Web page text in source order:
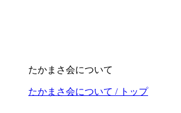
たかまさ会について
たかまさ会について / トップ